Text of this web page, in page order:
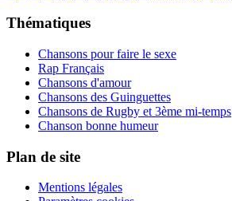
Thématiques
Chansons pour faire le sexe
Rap Français
Chansons d'amour
Chansons des Guinguettes
Chansons de Rugby et 3ème mi-temps
Chanson bonne humeur
Plan de site
Mentions légales